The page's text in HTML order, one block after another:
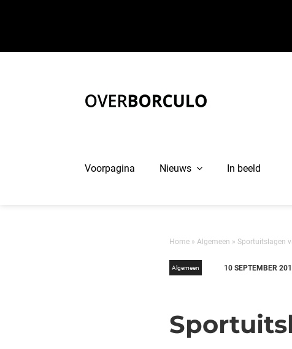
Voorpagina Nieuws In beeld
Home »Algemeen » Sportuitslagen
Algemeen 10 SEPTEMBER